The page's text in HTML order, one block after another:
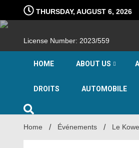
content
THURSDAY, AUGUST 6, 2026
License Number: 2023/559
HOME ABOUT US
DROITS AUTOMOBILE
Home Événements Le